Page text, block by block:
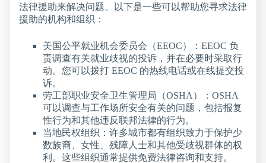
法律援助来解决问题。以下是一些可以帮助您寻求法律
援助的机构和组织：
美国公平就业机会委员会（EEOC）：EEOC 负
责调查有关就业歧视的投诉，并在必要时采取行
动。您可以拨打 EEOC 的热线电话或在线提交投
诉。
劳工部职业安全卫生管理局（OSHA）：OSHA
可以调查与工作场所安全有关的问题，包括报复
性行为和其他违反联邦法律的行为。
当地民权组织：许多城市都有组织致力于保护少
数族裔、女性、残障人士和其他受歧视群体的权
利。这些组织通常提供免费法律咨询和支持。